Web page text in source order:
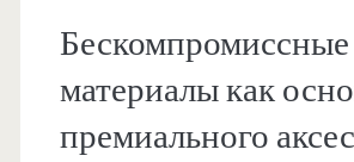
Бескомпромиссные
материалы как
премиального